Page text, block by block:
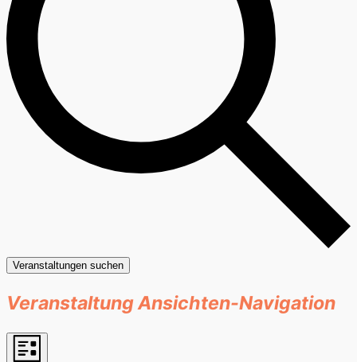
Veranstaltungen suchen
Veranstaltung Ansichten-Navigation